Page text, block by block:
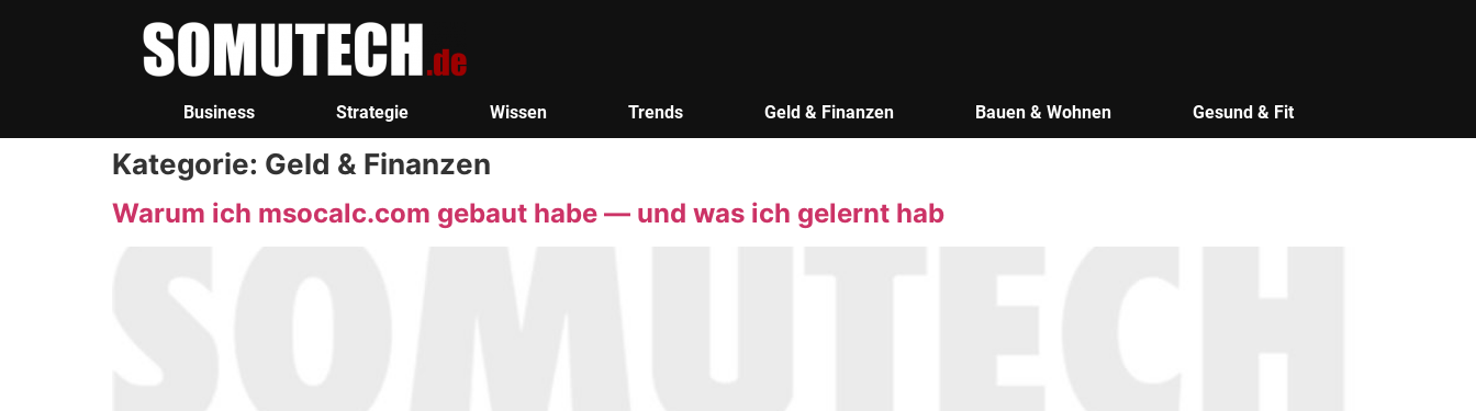
Business Strategie Wissen Trends Geld & Finanzen Bauen & Wohnen Gesund & Fit
Kategorie: Geld & Finanzen
Warum ich msocalc.com gebaut habe — und was ich gelernt hab